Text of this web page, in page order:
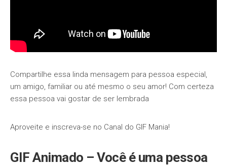
Compartilhe essa linda mensagem para pessoa especial,
um amigo, familiar ou até mesmo o seu amor! Com certeza
essa pessoa vai gostar de ser lembrada
Aproveite e inscreva-se no Canal do GIF Mania!
GIF Animado – Você é uma pessoa